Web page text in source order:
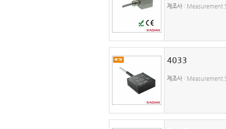
제조사 : Measurement
4033
제조사 : Measurement